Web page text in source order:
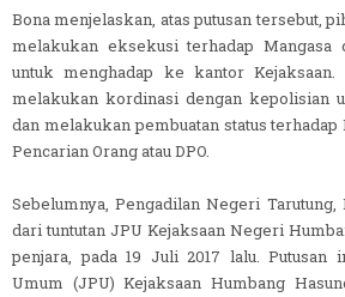
Bona menjelaskan, atas putusan tersebut,
melakukan eksekusi terhadap Mangasa
untuk menghadap ke kantor
melakukan kordinasi dengan kepolisian
dan melakukan pembuatan status terhadap
Pencarian Orang atau DPO.
Sebelumnya, Pengadilan Negeri
dari tuntutan JPU Kejaksaan Negeri
penjara, pada 19 Juli 2017 lalu. Putusan
Umum (JPU) Kejaksaan Humbang